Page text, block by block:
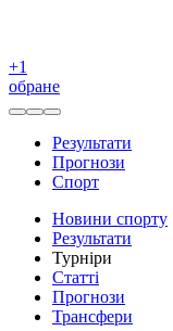
+1
обране
Результати
Прогнози
Спорт
Новини спорту
Результати
Турніри
Статті
Прогнози
Трансфери